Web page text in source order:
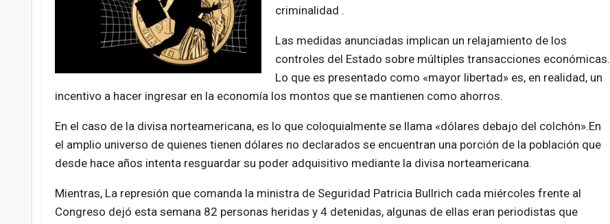
criminalidad .
Las medidas anunciadas implican un relajamiento de los
controles del Estado sobre múltiples transacciones económicas.
Lo que es presentado como «mayor libertad» es, en realidad, un
incentivo a hacer ingresar en la economía los montos que se mantienen como ahorros.
En el caso de la divisa norteamericana, es lo que coloquialmente se llama «dólares debajo del colchón».En
el amplio universo de quienes tienen dólares no declarados se encuentran una porción de la población que
desde hace años intenta resguardar su poder adquisitivo mediante la divisa norteamericana.
Mientras, La represión que comanda la ministra de Seguridad Patricia Bullrich cada miércoles frente al
Congreso dejó esta semana 82 personas heridas y 4 detenidas, algunas de ellas eran periodistas que